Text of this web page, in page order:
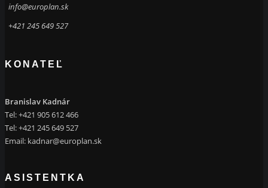
info@europlan.sk
+421 245 649 527
KONATEĽ
Branislav Kadnár
Tel: +421 905 612 466
Tel: +421 245 649 527
Email: kadnar@europlan.sk
ASISTENTKA